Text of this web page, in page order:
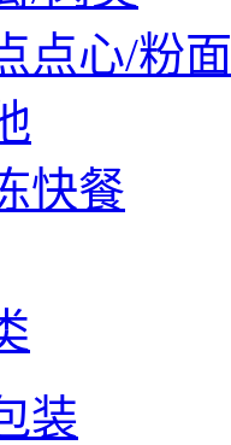
点心/粉面
快餐
装